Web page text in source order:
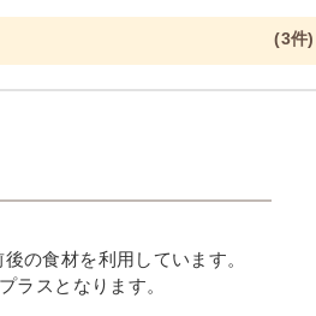
(3件)
の食材を利用しています。
ラスとなります。